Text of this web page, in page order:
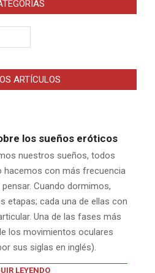
ARTÍCULOS
los sueños eróticos
nuestros sueños, todos
hacemos con más frecuencia
Cuando dormimos,
etapas; cada una de ellas con
Una de las fases más
los movimientos oculares
sus siglas en inglés).
LEYENDO